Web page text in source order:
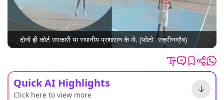
दोनों ही कोर्ट सरकारी या स्थानीय प्रशासन के थे. (फोटो- स्क्रीनग्रैब)
Quick AI Highlights
Click here to view more